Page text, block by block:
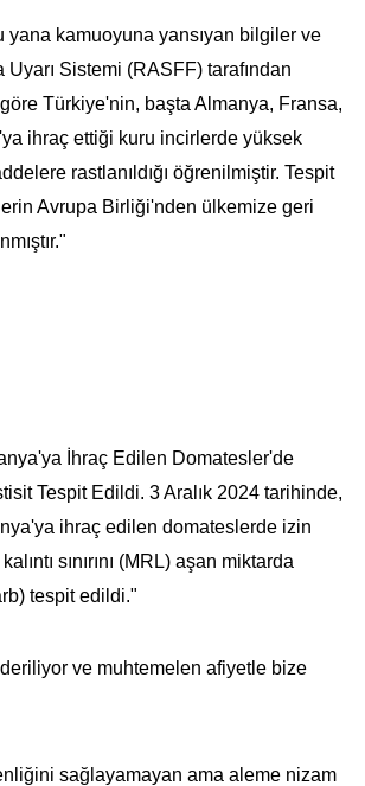
yana kamuoyuna yansıyan bilgiler ve
Uyarı Sistemi (RASFF) tarafından
Türkiye'nin, başta Almanya, Fransa,
ihraç ettiği kuru incirlerde yüksek
rastlanıldığı öğrenilmiştir. Tespit
Avrupa Birliği'nden ülkemize geri
İhraç Edilen Domatesler'de
Tespit Edildi. 3 Aralık 2024 tarihinde,
ihraç edilen domateslerde izin
sınırını (MRL) aşan miktarda
tespit edildi."
ve muhtemelen afiyetle bize
sağlayamayan ama aleme nizam